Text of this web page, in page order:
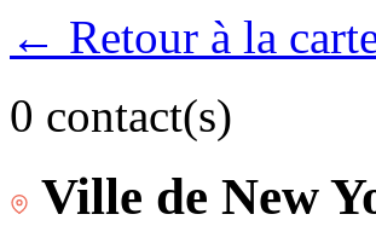
← Retour à la
0 contact(s)
Ville de New